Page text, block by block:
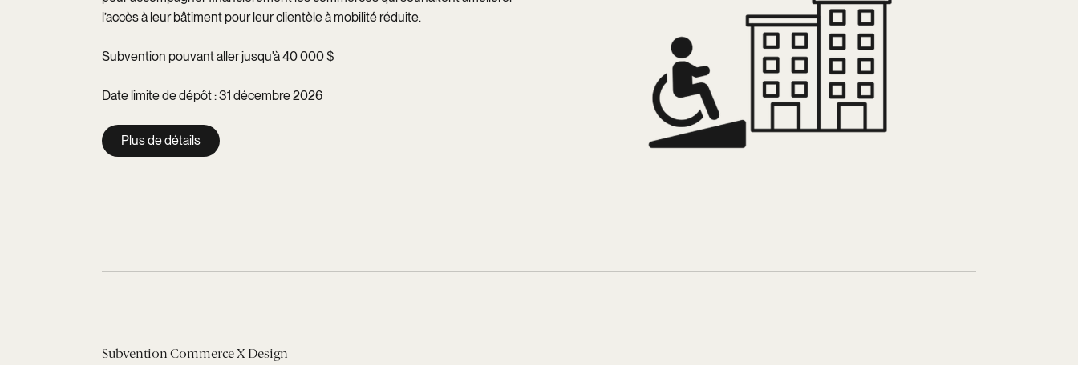
l’accès à leur bâtiment pour leur clientèle à mobilité réduite.
Subvention pouvant aller jusqu'à 40 000 $
Date limite de dépôt : 31 décembre 2026
Plus de détails
Subvention Commerce X Design